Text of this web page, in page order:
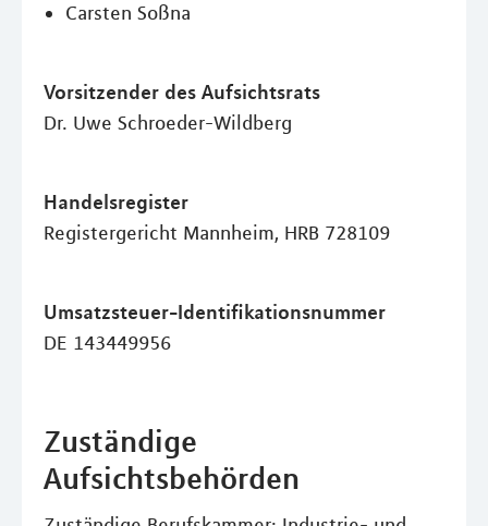
Carsten Soßna
Vorsitzender des Aufsichtsrats
Dr. Uwe Schroeder-Wildberg
Handelsregister
Registergericht Mannheim, HRB 728109
Umsatzsteuer-Identifikationsnummer
DE 143449956
Zuständige
Aufsichtsbehörden